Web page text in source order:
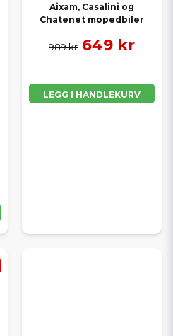
Aixam, Casalini og
Chatenet mopedbiler
989 kr 649 kr
LEGG I HANDLEKURV